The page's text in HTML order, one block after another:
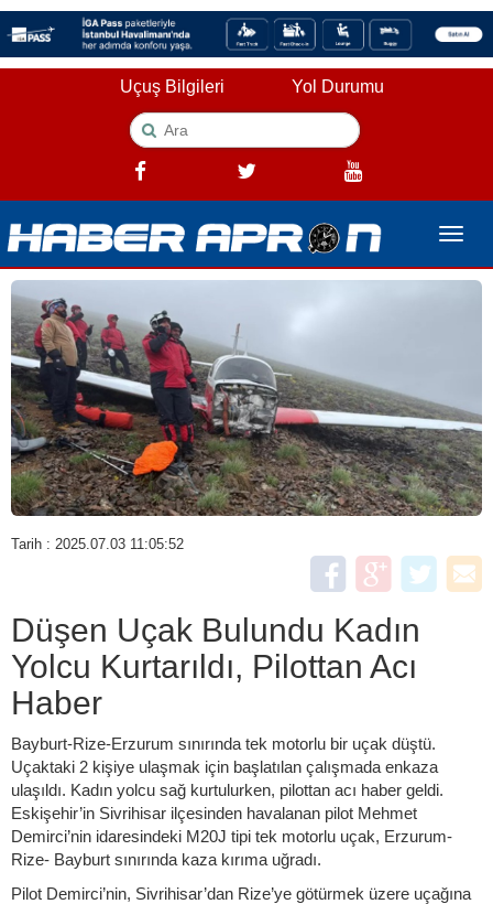
Uçuş Bilgileri Yol Durumu
Toggle
Tarih : 2025.07.03 11:05:52
Düşen Uçak Bulundu Kadın
Yolcu Kurtarıldı, Pilottan Acı
Haber
Bayburt-Rize-Erzurum sınırında tek motorlu bir uçak düştü.
Uçaktaki 2 kişiye ulaşmak için başlatılan çalışmada enkaza
ulaşıldı. Kadın yolcu sağ kurtulurken, pilottan acı haber geldi.
Eskişehir’in Sivrihisar ilçesinden havalanan pilot Mehmet
Demirci’nin idaresindeki M20J tipi tek motorlu uçak, Erzurum-
Rize- Bayburt sınırında kaza kırıma uğradı.
Pilot Demirci’nin, Sivrihisar’dan Rize’ye götürmek üzere uçağına